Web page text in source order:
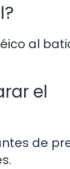
al
el
de